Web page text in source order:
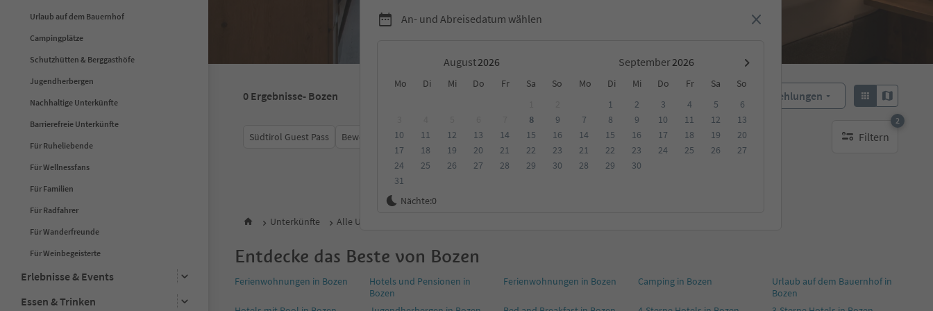
Urlaub auf dem Bauernhof
Campingplätze
Schutzhütten & Berggasthöfe
Jugendherbergen
Nachhaltige Unterkünfte
Barrierefreie Unterkünfte
Für Ruheliebende
Für Wellnessfans
Für Familien
Für Radfahrer
Für Wanderfreunde
Für Weinbegeisterte
Erlebnisse & Events
Essen & Trinken
An- und Abreisedatum wählen
August September
Mo Di Mi Do Fr Sa So Mo Di Mi Do Fr Sa
So
8
9
10
11 12 13 14 15
16
17
18 19 20 21 22
23
24
25 26 27 28 29
30
31
1 2 3 4 5
6
7
8 9 10 11 12
13
14
15 16 17 18 19
20
21
22 23 24 25 26
27
28
29 30
Nächte:0
0 Ergebnisse- Bozen Empfehlungen
Südtirol Guest Pass Bewertungen Kategorie Verpflegungsart Nachhaltige Unterkunft Filtern
2
aktive Filter
Unterkünfte Alle Unterkünfte in Bozen
Entdecke das Beste von Bozen
Ferienwohnungen in Bozen
Hotels und Pensionen in
Bozen
Ferienwohnungen in Bozen Camping in Bozen
Urlaub auf dem Bauernhof in
Bozen